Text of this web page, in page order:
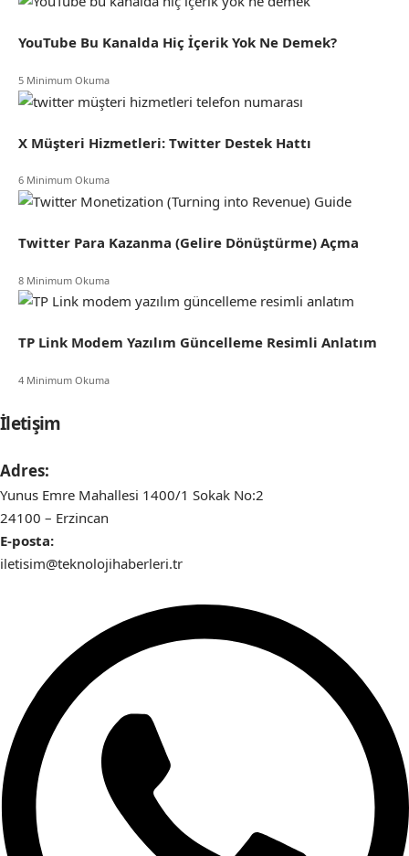
YouTube Bu Kanalda Hiç İçerik Yok Ne Demek?
5 Minimum Okuma
X Müşteri Hizmetleri: Twitter Destek Hattı
6 Minimum Okuma
Twitter Para Kazanma (Gelire Dönüştürme) Açma
8 Minimum Okuma
TP Link Modem Yazılım Güncelleme Resimli Anlatım
4 Minimum Okuma
İletişim
Adres:
Yunus Emre Mahallesi 1400/1 Sokak No:2
24100 – Erzincan
E-posta:
iletisim@teknolojihaberleri.tr